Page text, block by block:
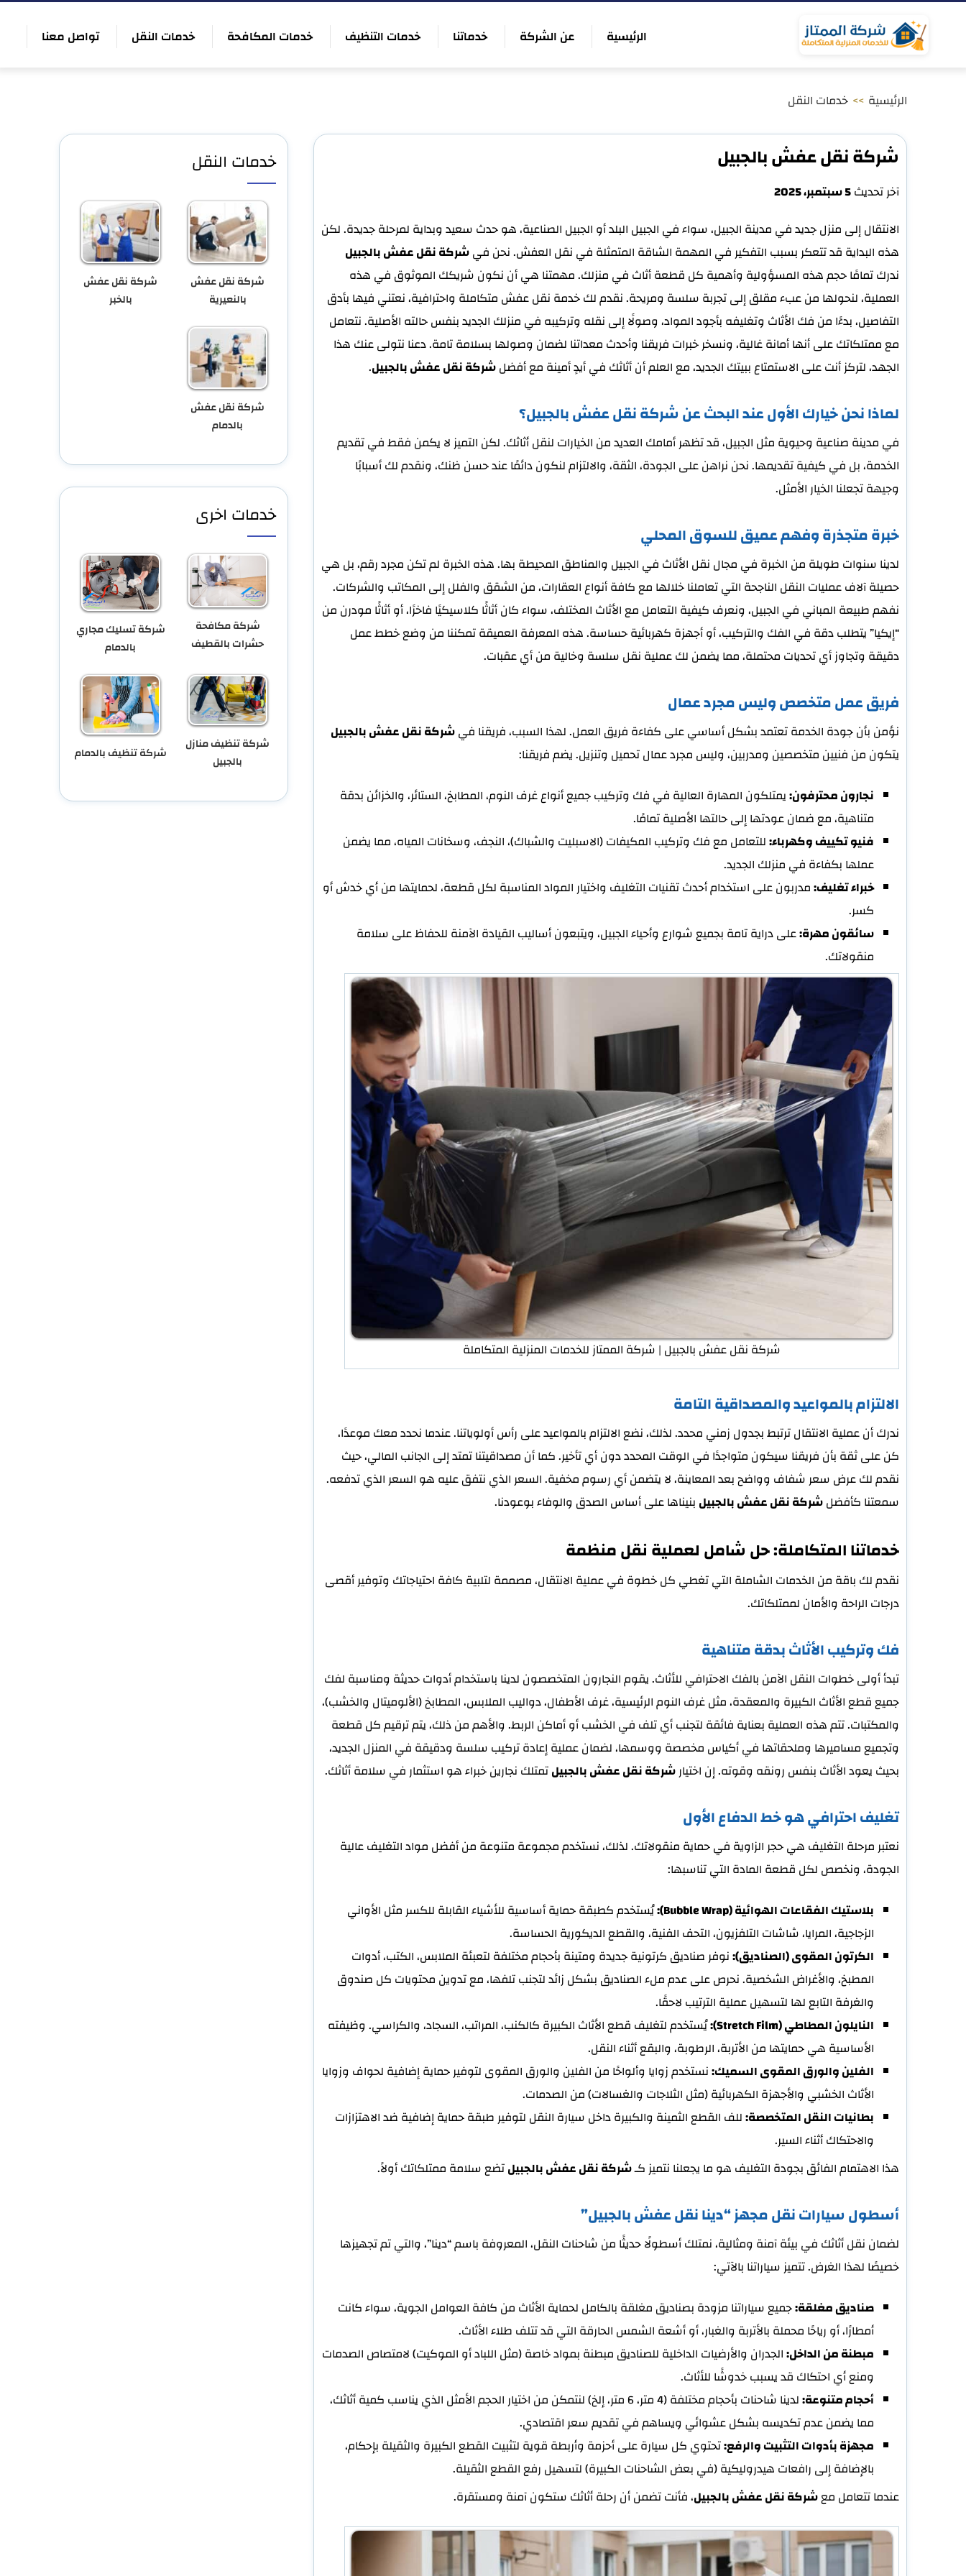
الرئيسية عن الشركة خدماتنا خدمات التنظيف خدمات المكافحة خدمات النقل تواصل معنا
الرئيسية >> خدمات النقل
شركة نقل عفش بالجبيل
آخر تحديث5 سبتمبر، 2025
الانتقال إلى منزل جديد في مدينة الجبيل، سواء في الجبيل البلد أو الجبيل الصناعية، هو حدث سعيد وبداية لمرحلة جديدة. لكن
هذه البداية قد تتعكر بسبب التفكير في المهمة الشاقة المتمثلة في نقل العفش. نحن فيشركة نقل عفش بالجبيل
ندرك تمامًا حجم هذه المسؤولية وأهمية كل قطعة أثاث في منزلك. مهمتنا هي أن نكون شريكك الموثوق في هذه
العملية، لنحولها من عبء مقلق إلى تجربة سلسة ومريحة. نقدم لك خدمة نقل عفش متكاملة واحترافية، نعتني فيها بأدق
التفاصيل، بدءًا من فك الأثاث وتغليفه بأجود المواد، وصولًا إلى نقله وتركيبه في منزلك الجديد بنفس حالته الأصلية. نتعامل
مع ممتلكاتك على أنها أمانة غالية، ونسخر خبرات فريقنا وأحدث معداتنا لضمان وصولها بسلامة تامة. دعنا نتولى عنك هذا
الجهد، لتركز أنت على الاستمتاع ببيتك الجديد، مع العلم أن أثاثك في أيدٍ أمينة مع أفضلشركة نقل عفش بالجبيل.
لماذا نحن خيارك الأول عند البحث عن شركة نقل عفش بالجبيل؟
في مدينة صناعية وحيوية مثل الجبيل، قد تظهر أمامك العديد من الخيارات لنقل أثاثك. لكن التميز لا يكمن فقط في تقديم
الخدمة، بل في كيفية تقديمها. نحن نراهن على الجودة، الثقة، والالتزام لنكون دائمًا عند حسن ظنك، ونقدم لك أسبابًا
وجيهة تجعلنا الخيار الأمثل.
خبرة متجذرة وفهم عميق للسوق المحلي
لدينا سنوات طويلة من الخبرة في مجال نقل الأثاث في الجبيل والمناطق المحيطة بها. هذه الخبرة لم تكن مجرد رقم، بل هي
حصيلة آلاف عمليات النقل الناجحة التي تعاملنا خلالها مع كافة أنواع العقارات، من الشقق والفلل إلى المكاتب والشركات.
نفهم طبيعة المباني في الجبيل، ونعرف كيفية التعامل مع الأثاث المختلف، سواء كان أثاثًا كلاسيكيًا فاخرًا، أو أثاثًا مودرن من
“إيكيا” يتطلب دقة في الفك والتركيب، أو أجهزة كهربائية حساسة. هذه المعرفة العميقة تمكننا من وضع خطط عمل
دقيقة وتجاوز أي تحديات محتملة، مما يضمن لك عملية نقل سلسة وخالية من أي عقبات.
فريق عمل متخصص وليس مجرد عمال
نؤمن بأن جودة الخدمة تعتمد بشكل أساسي على كفاءة فريق العمل. لهذا السبب، فريقنا فيشركة نقل عفش بالجبيل
يتكون من فنيين متخصصين ومدربين، وليس مجرد عمال تحميل وتنزيل. يضم فريقنا:
نجارون محترفون:يمتلكون المهارة العالية في فك وتركيب جميع أنواع غرف النوم، المطابخ، الستائر، والخزائن بدقة
متناهية، مع ضمان عودتها إلى حالتها الأصلية تمامًا.
فنيو تكييف وكهرباء:للتعامل مع فك وتركيب المكيفات (الاسبليت والشباك)، النجف، وسخانات المياه، مما يضمن
عملها بكفاءة في منزلك الجديد.
خبراء تغليف:مدربون على استخدام أحدث تقنيات التغليف واختيار المواد المناسبة لكل قطعة، لحمايتها من أي خدش أو
كسر.
سائقون مهرة:على دراية تامة بجميع شوارع وأحياء الجبيل، ويتبعون أساليب القيادة الآمنة للحفاظ على سلامة
منقولاتك.
شركة نقل عفش بالجبيل | شركة الممتاز للخدمات المنزلية المتكاملة
الالتزام بالمواعيد والمصداقية التامة
ندرك أن عملية الانتقال ترتبط بجدول زمني محدد. لذلك، نضع الالتزام بالمواعيد على رأس أولوياتنا. عندما نحدد معك موعدًا،
كن على ثقة بأن فريقنا سيكون متواجدًا في الوقت المحدد دون أي تأخير. كما أن مصداقيتنا تمتد إلى الجانب المالي، حيث
نقدم لك عرض سعر شفاف وواضح بعد المعاينة، لا يتضمن أي رسوم مخفية. السعر الذي نتفق عليه هو السعر الذي تدفعه.
سمعتنا كأفضلشركة نقل عفش بالجبيل بنيناها على أساس الصدق والوفاء بوعودنا.
خدماتنا المتكاملة: حل شامل لعملية نقل منظمة
نقدم لك باقة من الخدمات الشاملة التي تغطي كل خطوة في عملية الانتقال، مصممة لتلبية كافة احتياجاتك وتوفير أقصى
درجات الراحة والأمان لممتلكاتك.
فك وتركيب الأثاث بدقة متناهية
تبدأ أولى خطوات النقل الآمن بالفك الاحترافي للأثاث. يقوم النجارون المتخصصون لدينا باستخدام أدوات حديثة ومناسبة لفك
جميع قطع الأثاث الكبيرة والمعقدة، مثل غرف النوم الرئيسية، غرف الأطفال، دواليب الملابس، المطابخ (الألوميتال والخشب)،
والمكتبات. تتم هذه العملية بعناية فائقة لتجنب أي تلف في الخشب أو أماكن الربط. والأهم من ذلك، يتم ترقيم كل قطعة
وتجميع مساميرها وملحقاتها في أكياس مخصصة ووسمها، لضمان عملية إعادة تركيب سلسة ودقيقة في المنزل الجديد،
بحيث يعود الأثاث بنفس رونقه وقوته. إن اختيارشركة نقل عفش بالجبيلتمتلك نجارين خبراء هو استثمار في سلامة أثاثك.
تغليف احترافي هو خط الدفاع الأول
نعتبر مرحلة التغليف هي حجر الزاوية في حماية منقولاتك. لذلك، نستخدم مجموعة متنوعة من أفضل مواد التغليف عالية
الجودة، ونخصص لكل قطعة المادة التي تناسبها:
بلاستيك الفقاعات الهوائية (Bubble Wrap):
يُستخدم كطبقة حماية أساسية للأشياء القابلة للكسر مثل الأواني
الزجاجية، المرايا، شاشات التلفزيون، التحف الفنية، والقطع الديكورية الحساسة.
الكرتون المقوى (الصناديق):نوفر صناديق كرتونية جديدة ومتينة بأحجام مختلفة لتعبئة الملابس، الكتب، أدوات
المطبخ، والأغراض الشخصية. نحرص على عدم ملء الصناديق بشكل زائد لتجنب تلفها، مع تدوين محتويات كل صندوق
والغرفة التابع لها لتسهيل عملية الترتيب لاحقًا.
النايلون المطاطي (Stretch Film):
يُستخدم لتغليف قطع الأثاث الكبيرة كالكنب، المراتب، السجاد، والكراسي. وظيفته
الأساسية هي حمايتها من الأتربة، الرطوبة، والبقع أثناء النقل.
الفلين والورق المقوى السميك:نستخدم زوايا وألواحًا من الفلين والورق المقوى لتوفير حماية إضافية لحواف وزوايا
الأثاث الخشبي والأجهزة الكهربائية (مثل الثلاجات والغسالات) من الصدمات.
بطانيات النقل المتخصصة:للف القطع الثمينة والكبيرة داخل سيارة النقل لتوفير طبقة حماية إضافية ضد الاهتزازات
والاحتكاك أثناء السير.
هذا الاهتمام الفائق بجودة التغليف هو ما يجعلنا نتميز كـشركة نقل عفش بالجبيلتضع سلامة ممتلكاتك أولاً.
أسطول سيارات نقل مجهز “دينا نقل عفش بالجبيل”
لضمان نقل أثاثك في بيئة آمنة ومثالية، نمتلك أسطولًا حديثًا من شاحنات النقل، المعروفة باسم “دينا”، والتي تم تجهيزها
خصيصًا لهذا الغرض. تتميز سياراتنا بالآتي:
صناديق مغلقة:جميع سياراتنا مزودة بصناديق مغلقة بالكامل لحماية الأثاث من كافة العوامل الجوية، سواء كانت
أمطارًا، أو رياحًا محملة بالأتربة والغبار، أو أشعة الشمس الحارقة التي قد تتلف طلاء الأثاث.
مبطنة من الداخل:الجدران والأرضيات الداخلية للصناديق مبطنة بمواد خاصة (مثل اللباد أو الموكيت) لامتصاص الصدمات
ومنع أي احتكاك قد يسبب خدوشًا للأثاث.
أحجام متنوعة:
لدينا شاحنات بأحجام مختلفة (4 متر، 6 متر، إلخ) لنتمكن من اختيار الحجم الأمثل الذي يناسب كمية أثاثك،
مما يضمن عدم تكديسه بشكل عشوائي ويساهم في تقديم سعر اقتصادي.
مجهزة بأدوات التثبيت والرفع:تحتوي كل سيارة على أحزمة وأربطة قوية لتثبيت القطع الكبيرة والثقيلة بإحكام،
بالإضافة إلى رافعات هيدروليكية (في بعض الشاحنات الكبيرة) لتسهيل رفع القطع الثقيلة.
عندما تتعامل معشركة نقل عفش بالجبيل، فأنت تضمن أن رحلة أثاثك ستكون آمنة ومستقرة.
خدمات النقل
شركة نقل عفش
بالنعيرية
شركة نقل عفش
بالخبر
شركة نقل عفش
بالدمام
خدمات اخرى
شركة مكافحة
حشرات بالقطيف
شركة تسليك مجاري
بالدمام
شركة تنظيف منازل
بالجبيل
شركة تنظيف بالدمام